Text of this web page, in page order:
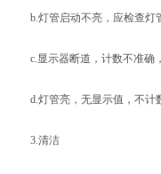
b.灯管启动不亮，应检查灯
c.显示器断道，计数不准确，
d.灯管亮，无显示值，不计
3.清洁